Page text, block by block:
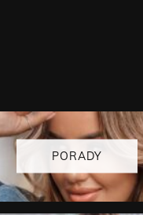
PORADY